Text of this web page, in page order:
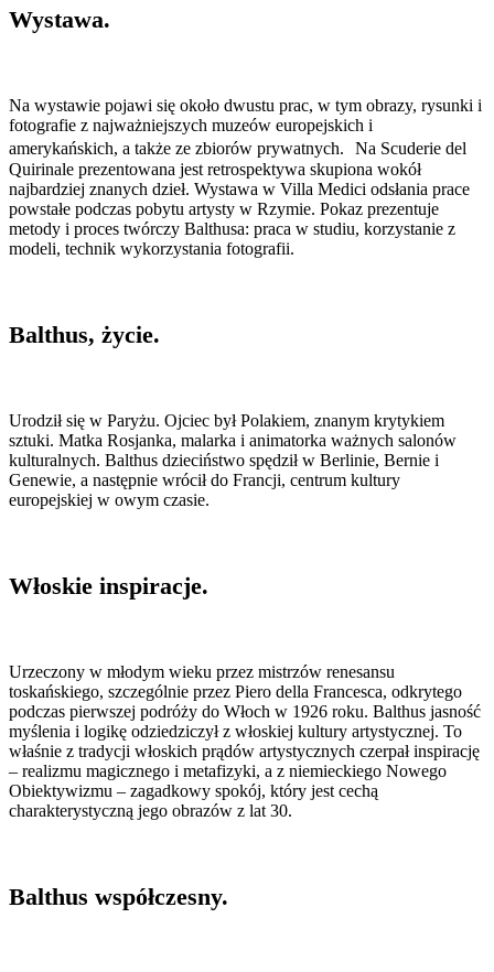
Wystawa.
Na wystawie pojawi się około dwustu prac, w tym obrazy, rysunki i
fotografie z najważniejszych muzeów europejskich i
amerykańskich, a także ze zbiorów prywatnych. Na Scuderie del
Quirinale prezentowana jest retrospektywa skupiona wokół
najbardziej znanych dzieł. Wystawa w Villa Medici odsłania prace
powstałe podczas pobytu artysty w Rzymie. Pokaz prezentuje
metody i proces twórczy Balthusa: praca w studiu, korzystanie z
modeli, technik wykorzystania fotografii.
Balthus, życie.
Urodził się w Paryżu. Ojciec był Polakiem, znanym krytykiem
sztuki. Matka Rosjanka, malarka i animatorka ważnych salonów
kulturalnych. Balthus dzieciństwo spędził w Berlinie, Bernie i
Genewie, a następnie wrócił do Francji, centrum kultury
europejskiej w owym czasie.
Włoskie inspiracje.
Urzeczony w młodym wieku przez mistrzów renesansu
toskańskiego, szczególnie przez Piero della Francesca, odkrytego
podczas pierwszej podróży do Włoch w 1926 roku. Balthus jasność
myślenia i logikę odziedziczył z włoskiej kultury artystycznej. To
właśnie z tradycji włoskich prądów artystycznych czerpał inspirację
– realizmu magicznego i metafizyki, a z niemieckiego Nowego
Obiektywizmu – zagadkowy spokój, który jest cechą
charakterystyczną jego obrazów z lat 30.
Balthus współczesny.